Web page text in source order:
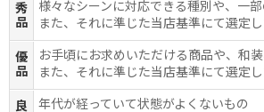
秀
品
様々なシーンに対応できる種別や、一
また、それに準じた当店基準にて選定
優
品
お手頃にお求めいただける商品や、和
また、それに準じた当店基準にて選定
良 年代が経っていて状態がよくないもの